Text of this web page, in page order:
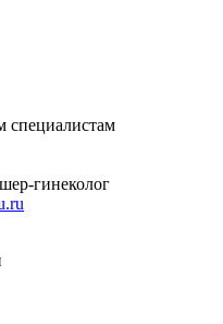
специалистам
гинеколог